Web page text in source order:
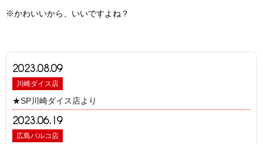
2023.08.09
川崎ダイス店
★SP川崎ダイス店より
2023.06.19
広島パルコ店
※かわいいから、いいですよね？